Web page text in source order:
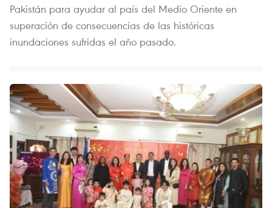
Pakistán para ayudar al país del Medio Oriente en
superación de consecuencias de las históricas
inundaciones sufridas el año pasado.